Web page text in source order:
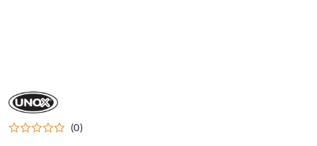
UNOX
–
PIECE
DLA
GASTRONOMII
(0)